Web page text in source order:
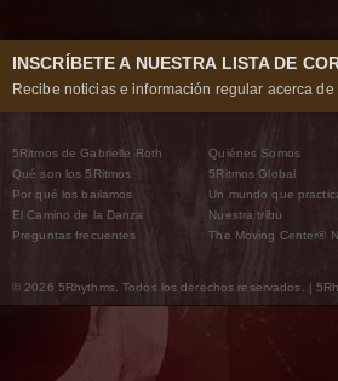
INSCRÍBETE A NUESTRA LISTA DE
Recibe noticias e información regular acerca
5Ritmos de Gabrielle Roth
Qué son los 5Ritmos
Por qué los bailamos
El Camino de la Danza
Preguntas frecuentes
Quiénes Somos
5Ritmos Global
Un mundo que
Nuestra tribu
The Moving Center®
© 2026 5Rhythms. Todos los derechos reservados. |